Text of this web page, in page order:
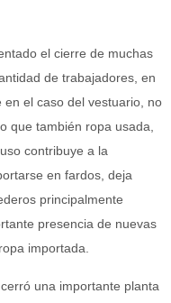
el cierre de muchas
de trabajadores, en
el caso del vestuario, no
que también ropa usada,
contribuye a la
en fardos, deja
principalmente
presencia de nuevas
importada.
una importante planta